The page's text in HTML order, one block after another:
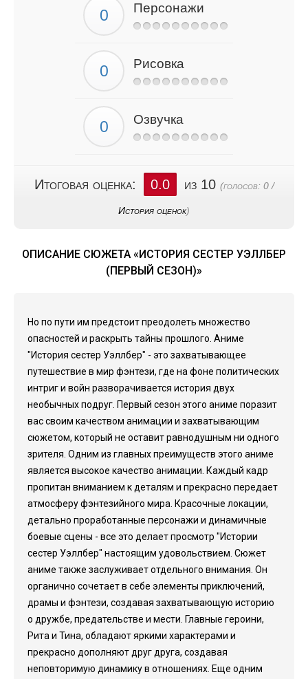
Персонажи
Рисовка
Озвучка
Итоговая оценка: 0.0 из 10 (голосов: 0/
История оценок)
ОПИСАНИЕ СЮЖЕТА «ИСТОРИЯ СЕСТЕР УЭЛЛБЕР
(ПЕРВЫЙ СЕЗОН)»
Но по пути им предстоит преодолеть множество
опасностей и раскрыть тайны прошлого. Аниме
"История сестер Уэллбер" - это захватывающее
путешествие в мир фэнтези, где на фоне политических
интриг и войн разворачивается история двух
необычных подруг. Первый сезон этого аниме поразит
вас своим качеством анимации и захватывающим
сюжетом, который не оставит равнодушным ни одного
зрителя. Одним из главных преимуществ этого аниме
является высокое качество анимации. Каждый кадр
пропитан вниманием к деталям и прекрасно передает
атмосферу фэнтезийного мира. Красочные локации,
детально проработанные персонажи и динамичные
боевые сцены - все это делает просмотр "Истории
сестер Уэллбер" настоящим удовольствием. Сюжет
аниме также заслуживает отдельного внимания. Он
органично сочетает в себе элементы приключений,
драмы и фэнтези, создавая захватывающую историю
о дружбе, предательстве и мести. Главные героини,
Рита и Тина, обладают яркими характерами и
прекрасно дополняют друг друга, создавая
неповторимую динамику в отношениях. Еще одним